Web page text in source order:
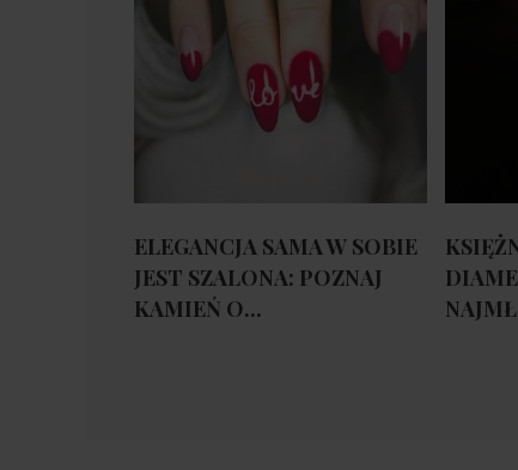
ELEGANCJA SAMA W SOBIE
JEST SZALONA: POZNAJ
KAMIEŃ O...